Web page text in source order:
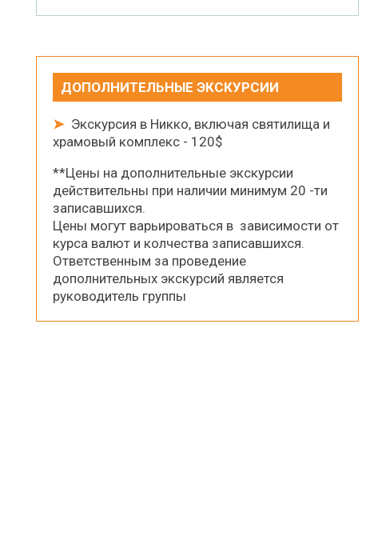
ДОПОЛНИТЕЛЬНЫЕ ЭКСКУРСИИ
➤Экскурсия в Никко, включая святилища и
храмовый комплекс - 120$
**Цены на дополнительные экскурсии
действительны при наличии минимум 20 -ти
записавшихся.
Цены могут варьироваться в зависимости от
курса валют и колчества записавшихся.
Ответственным за проведение
дополнительных экскурсий является
руководитель группы